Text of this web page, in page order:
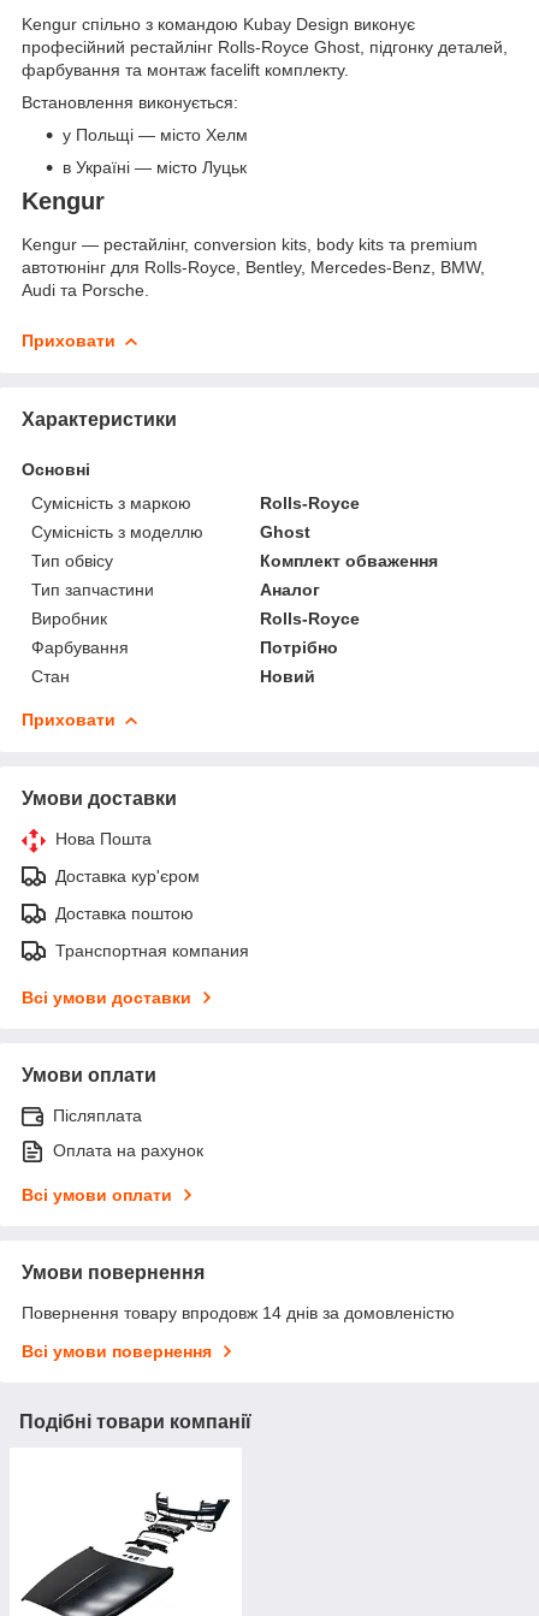
Kengur спільно з командою Kubay Design виконує
професійний рестайлінг Rolls-Royce Ghost, підгонку деталей,
фарбування та монтаж facelift комплекту.
Встановлення виконується:
у Польщі — місто Хелм
в Україні — місто Луцьк
Kengur
Kengur — рестайлінг, conversion kits, body kits та premium
автотюнінг для Rolls-Royce, Bentley, Mercedes-Benz, BMW,
Audi та Porsche.
Приховати
Характеристики
Основні
Сумісність з маркою
Rolls-Royce
Сумісність з моделлю
Ghost
Тип обвісу
Комплект обваження
Тип запчастини
Аналог
Виробник
Rolls-Royce
Фарбування
Потрібно
Стан
Новий
Приховати
Умови доставки
Нова Пошта
Доставка кур'єром
Доставка поштою
Транспортная компания
Всі умови доставки
Умови оплати
Післяплата
Оплата на рахунок
Всі умови оплати
Умови повернення
Повернення товару впродовж 14 днів за домовленістю
Всі умови повернення
Подібні товари компанії